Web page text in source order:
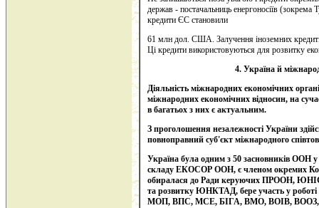
держав - постачальниць енергоносіїв
кредити ЄС становили
61 млн дол. США. Залучення іноземних
Ці кредити використовуються для розвитку
4. Україна й
Діяльність міжнародних економічних
міжнародних економічних відносин, на
в багатьох з них є актуальним.
З проголошення незалежності України
повноправний суб'єкт міжнародного
Україна була одним з 50 засновників ООН
складу ЕКОСОР ООН, є членом окремих
обиралася до Ради керуючих ПРООН,
та розвитку ЮНКТАД, бере участь у
МОП, ВПС, МСЕ, БІГА, ВМО, ВОІВ,